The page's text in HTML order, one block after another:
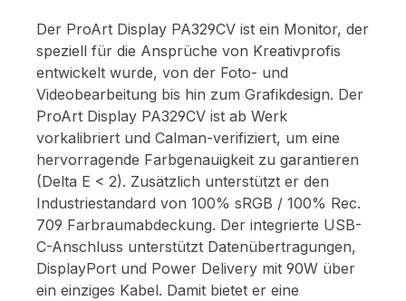
Der ProArt Display PA329CV ist ein Monitor, der
speziell für die Ansprüche von Kreativprofis
entwickelt wurde, von der Foto- und
Videobearbeitung bis hin zum Grafikdesign. Der
ProArt Display PA329CV ist ab Werk
vorkalibriert und Calman-verifiziert, um eine
hervorragende Farbgenauigkeit zu garantieren
(Delta E < 2). Zusätzlich unterstützt er den
Industriestandard von 100% sRGB / 100% Rec.
709 Farbraumabdeckung. Der integrierte USB-
C-Anschluss unterstützt Datenübertragungen,
DisplayPort und Power Delivery mit 90W über
ein einziges Kabel. Damit bietet er eine